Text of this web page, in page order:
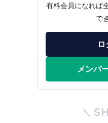
有料会員になれば
で
メンバ